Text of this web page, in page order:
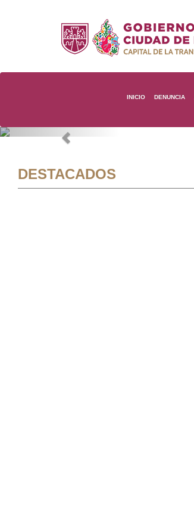
INICIO DENUNCIA
Previous
DESTACADOS